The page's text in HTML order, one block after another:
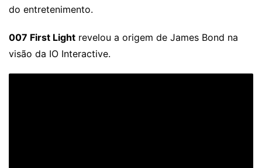
do entretenimento.
007 First Light revelou a origem de James Bond na
visão da IO Interactive.